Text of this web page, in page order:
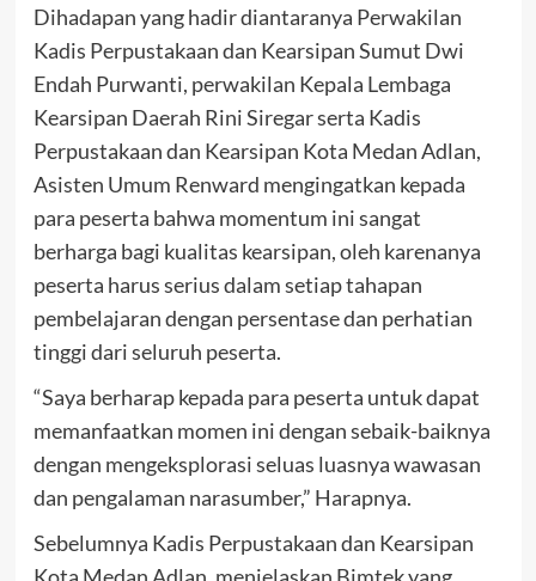
Dihadapan yang hadir diantaranya Perwakilan
Kadis Perpustakaan dan Kearsipan Sumut Dwi
Endah Purwanti, perwakilan Kepala Lembaga
Kearsipan Daerah Rini Siregar serta Kadis
Perpustakaan dan Kearsipan Kota Medan Adlan,
Asisten Umum Renward mengingatkan kepada
para peserta bahwa momentum ini sangat
berharga bagi kualitas kearsipan, oleh karenanya
peserta harus serius dalam setiap tahapan
pembelajaran dengan persentase dan perhatian
tinggi dari seluruh peserta.
“Saya berharap kepada para peserta untuk dapat
memanfaatkan momen ini dengan sebaik-baiknya
dengan mengeksplorasi seluas luasnya wawasan
dan pengalaman narasumber,” Harapnya.
Sebelumnya Kadis Perpustakaan dan Kearsipan